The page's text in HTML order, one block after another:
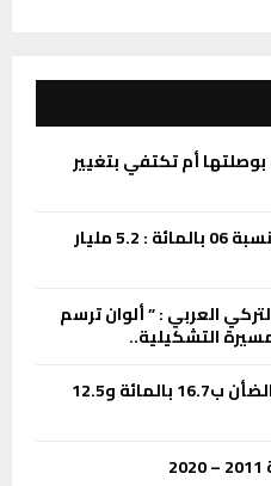
بوصلتها أم تكتفي بتغيير
القطاع المالي والبنكي ينمو بنسبة 06 بالمائة : 5.2 مليار
العربي : ” ألوان ترسم
التشكيلية..
في جويلية : إرتفاع أسعار لحم الضأن ب16.7 بالمائة و12.5